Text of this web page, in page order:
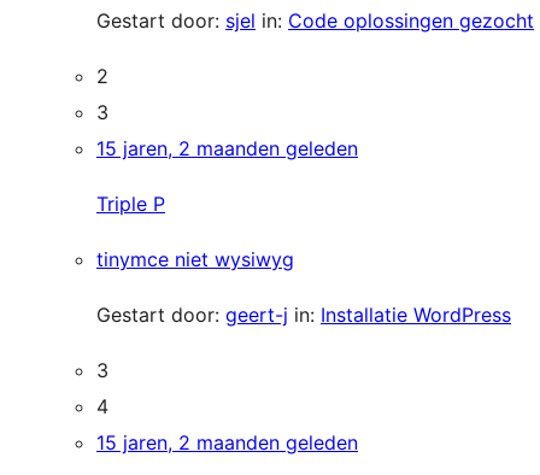
Gestart door: sjel in: Code oplossingen gezocht
2
3
15 jaren, 2 maanden geleden
Triple P
tinymce niet wysiwyg
Gestart door: geert-j in: Installatie WordPress
3
4
15 jaren, 2 maanden geleden